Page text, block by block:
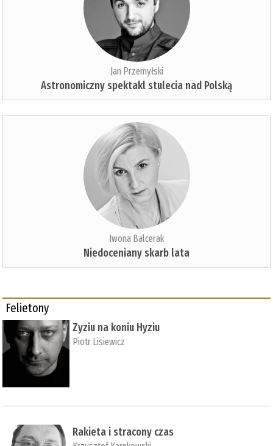
Jan Przemyłski
Astronomiczny spektakl stulecia nad Polską
Iwona Balcerak
Niedoceniany skarb lata
Felietony
Zyziu na koniu Hyziu
Piotr Lisiewicz
Rakieta i stracony czas